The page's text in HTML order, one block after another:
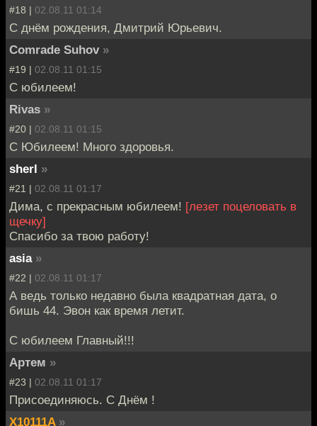
#18 | 02.08.11 01:14
С днём рождения, Дмитрий Юрьевич.
Comrade Suhov »
#19 | 02.08.11 01:15
С юбилеем!
Rivas »
#20 | 02.08.11 01:15
С Юбилеем! Много здоровья.
sherl »
#21 | 02.08.11 01:17
Дима, с прекрасным юбилеем! [лезет поцеловать в
щечку]
Спасибо за твою работу!
asia »
#22 | 02.08.11 01:17
А ведь только недавно была квадратная дата, о
бишь 44. Эвон как время летит.
С юбилеем Главный!!!
Артем »
#23 | 02.08.11 01:17
Присоединяюсь. С Днём !
X10111A »